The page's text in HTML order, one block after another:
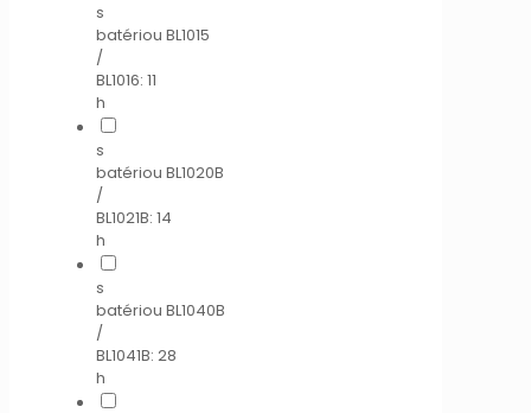
s
batériou BL1015
/
BL1016: 11
h
s
batériou BL1020B
/
BL1021B: 14
h
s
batériou BL1040B
/
BL1041B: 28
h